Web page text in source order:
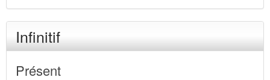
Infinitif
Présent